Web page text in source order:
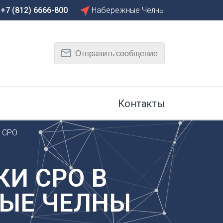
Тамбов
Тюмень
У
Улан-Удэ
Ульяновск
Уфа
Х
Хабаровск
+7 (812) 6666-800 Набережные Челны
Отправить сообщение
Контакты
СРО
СРО В
ЧЕЛНЫ